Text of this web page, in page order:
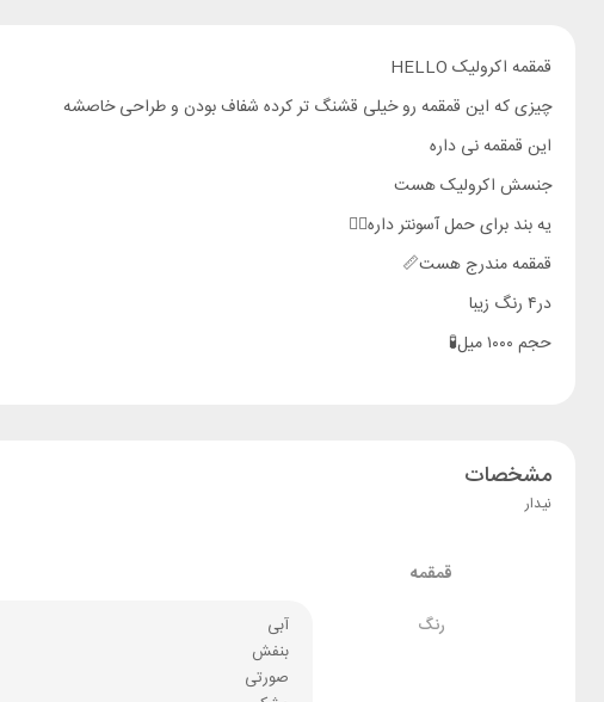
قمقمه اکرولیک HELLO
چیزی که این قمقمه رو خیلی قشنگ تر کرده شفاف بودن و طراحی خاصشه
این قمقمه نی داره
جنسش اکرولیک هست
یه بند برای حمل آسونتر داره✌🏼
قمقمه مندرج هست📏
در۴ رنگ زیبا
حجم ۱۰۰۰ میل🧪
مشخصات
نیدار
قمقمه
رنگ
آبی
بنفش
صورتی